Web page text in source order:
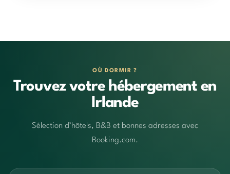
OÙ DORMIR ?
Trouvez votre hébergement en
Irlande
Sélection d’hôtels, B&B et bonnes adresses avec
Booking.com.